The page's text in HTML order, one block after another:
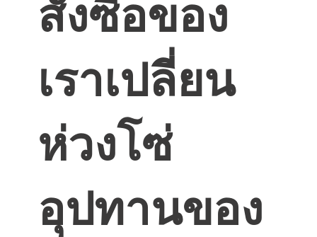
สั่งซื้อของ
เราเปลี่ยน
ห่วงโซ่
อุปทานของ